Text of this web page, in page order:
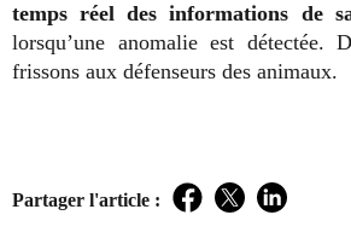
temps réel des informations de
lorsqu’une anomalie est détectée.
frissons aux défenseurs des animaux.
Partager l'article : Facebook
TwitterLinkedIn